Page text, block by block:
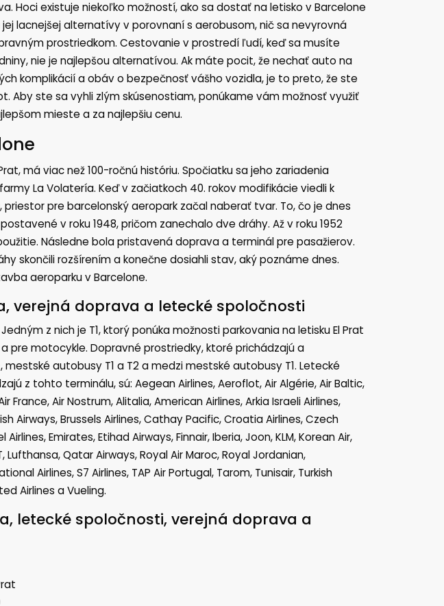
Hoci existuje niekoľko možností, ako sa dostať na letisko v Barcelone
lacnejšej alternatívy v porovnaní s aerobusom, nič sa nevyrovná
prostriedkom. Cestovanie v prostredí ľudí, keď sa musíte
nie je najlepšou alternatívou. Ak máte pocit, že nechať auto na
komplikácií a obáv o bezpečnosť vášho vozidla, je to preto, že ste
Aby ste sa vyhli zlým skúsenostiam, ponúkame vám možnosť využiť
mieste a za najlepšiu cenu.
má viac než 100-ročnú históriu. Spočiatku sa jeho zariadenia
La Volatería. Keď v začiatkoch 40. rokov modifikácie viedli k
pre barcelonský aeropark začal naberať tvar. To, čo je dnes
v roku 1948, pričom zanechalo dve dráhy. Až v roku 1952
Následne bola pristavená doprava a terminál pre pasažierov.
skončili rozšírením a konečne dosiahli stav, aký poznáme dnes.
aeroparku v Barcelone.
verejná doprava a letecké spoločnosti
z nich je T1, ktorý ponúka možnosti parkovania na letisku El Prat
pre motocykle. Dopravné prostriedky, ktoré prichádzajú a
autobusy T1 a T2 a medzi mestské autobusy T1. Letecké
z tohto terminálu, sú: Aegean Airlines, Aeroflot, Air Algérie, Air Baltic,
France, Air Nostrum, Alitalia, American Airlines, Arkia Israeli Airlines,
Airways, Brussels Airlines, Cathay Pacific, Croatia Airlines, Czech
Airlines, Emirates, Etihad Airways, Finnair, Iberia, Joon, KLM, Korean Air,
Lufthansa, Qatar Airways, Royal Air Maroc, Royal Jordanian,
Airlines, S7 Airlines, TAP Air Portugal, Tarom, Tunisair, Turkish
Airlines a Vueling.
letecké spoločnosti, verejná doprava a